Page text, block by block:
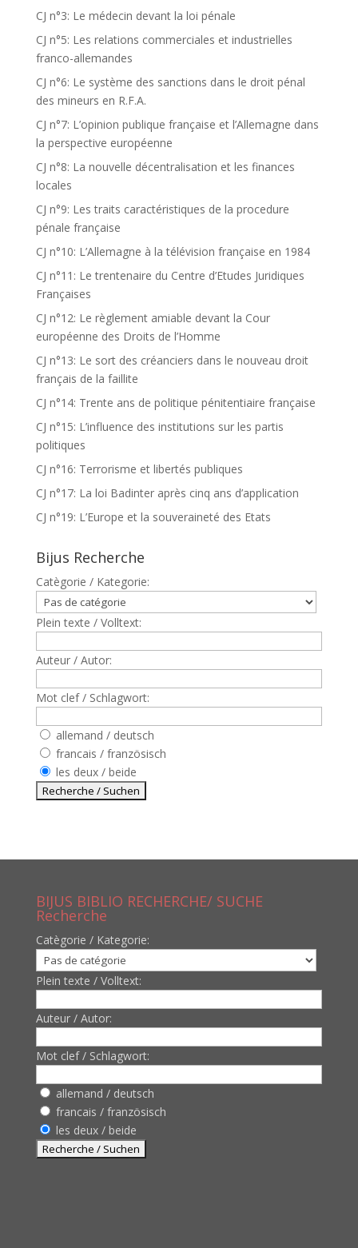
CJ n°3: Le médecin devant la loi pénale
CJ n°5: Les relations commerciales et industrielles
franco-allemandes
CJ n°6: Le système des sanctions dans le droit pénal
des mineurs en R.F.A.
CJ n°7: L’opinion publique française et l’Allemagne dans
la perspective européenne
CJ n°8: La nouvelle décentralisation et les finances
locales
CJ n°9: Les traits caractéristiques de la procedure
pénale française
CJ n°10: L’Allemagne à la télévision française en 1984
CJ n°11: Le trentenaire du Centre d’Etudes Juridiques
Françaises
CJ n°12: Le règlement amiable devant la Cour
européenne des Droits de l’Homme
CJ n°13: Le sort des créanciers dans le nouveau droit
français de la faillite
CJ n°14: Trente ans de politique pénitentiaire française
CJ n°15: L’influence des institutions sur les partis
politiques
CJ n°16: Terrorisme et libertés publiques
CJ n°17: La loi Badinter après cinq ans d’application
CJ n°19: L’Europe et la souveraineté des Etats
Bijus Recherche
Catègorie / Kategorie:
Plein texte / Volltext:
Auteur / Autor:
Mot clef / Schlagwort:
allemand / deutsch
francais / französisch
les deux / beide
BIJUS BIBLIO RECHERCHE/ SUCHE
Recherche
Catègorie / Kategorie:
Plein texte / Volltext:
Auteur / Autor:
Mot clef / Schlagwort:
allemand / deutsch
francais / französisch
les deux / beide